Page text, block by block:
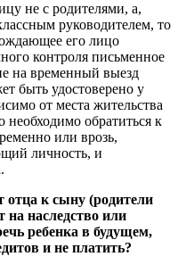
не с родителями, а,
руководителем, то
его лицо
контроля письменное
на временный выезд
быть удостоверено у
от места жительства
необходимо обратиться к
или врозь,
личность, и
отца к сыну (родители
на наследство или
ребенка в будущем,
и не платить?